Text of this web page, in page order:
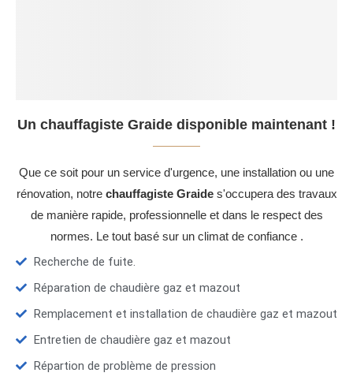
Un chauffagiste Graide disponible maintenant !
Que ce soit pour un service d'urgence, une installation ou une
rénovation, notre chauffagiste Graides'occupera des travaux
de manière rapide, professionnelle et dans le respect des
normes. Le tout basé sur un climat de confiance .
Recherche de fuite.
Réparation de chaudière gaz et mazout
Remplacement et installation de chaudière gaz et mazout
Entretien de chaudière gaz et mazout
Répartion de problème de pression